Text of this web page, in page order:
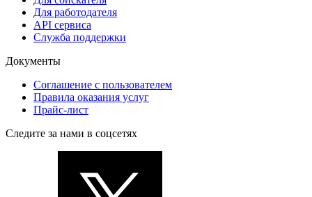
Для работодателя
API сервиса
Служба поддержки
Документы
Соглашение с пользователем
Правила оказания услуг
Прайс-лист
Следите за нами в соцсетях